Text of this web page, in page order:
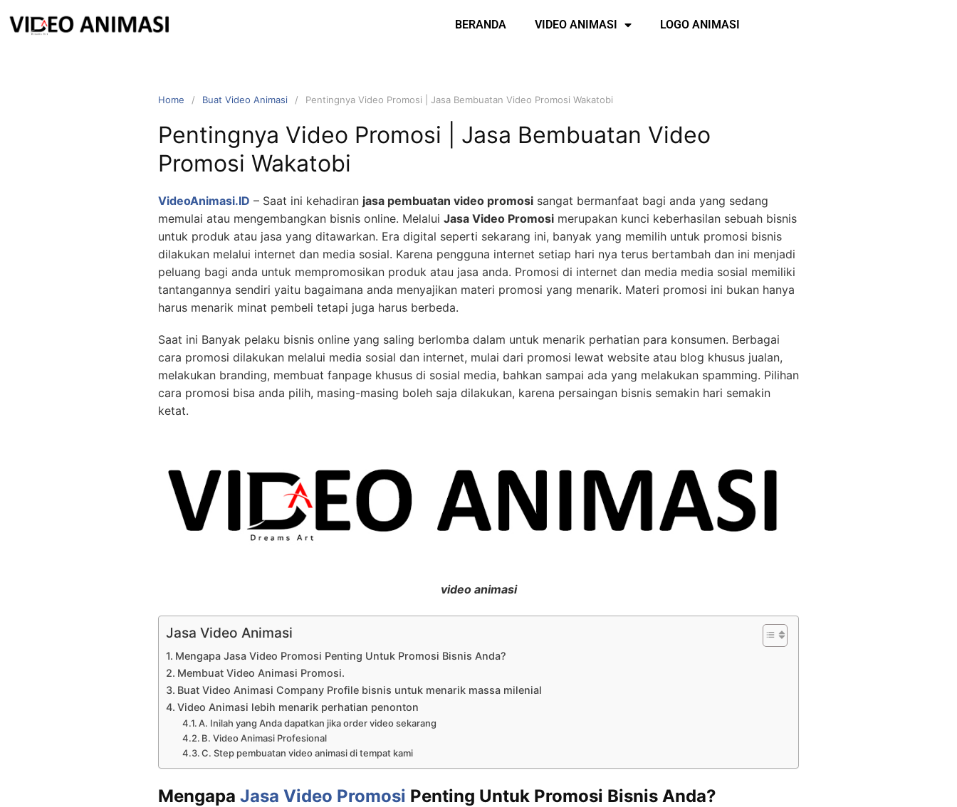
BERANDA VIDEO ANIMASI LOGO ANIMASI
Home Buat Video Animasi Pentingnya Video Promosi | Jasa Bembuatan Video Promosi Wakatobi
Pentingnya Video Promosi | Jasa Bembuatan Video
Promosi Wakatobi
VideoAnimasi.ID – Saat ini kehadiran jasa pembuatan video promosi sangat bermanfaat bagi anda yang sedang
memulai atau mengembangkan bisnis online. Melalui Jasa Video Promosi merupakan kunci keberhasilan sebuah bisnis
untuk produk atau jasa yang ditawarkan. Era digital seperti sekarang ini, banyak yang memilih untuk promosi bisnis
dilakukan melalui internet dan media sosial. Karena pengguna internet setiap hari nya terus bertambah dan ini menjadi
peluang bagi anda untuk mempromosikan produk atau jasa anda. Promosi di internet dan media media sosial memiliki
tantangannya sendiri yaitu bagaimana anda menyajikan materi promosi yang menarik. Materi promosi ini bukan hanya
harus menarik minat pembeli tetapi juga harus berbeda.
Saat ini Banyak pelaku bisnis online yang saling berlomba dalam untuk menarik perhatian para konsumen. Berbagai
cara promosi dilakukan melalui media sosial dan internet, mulai dari promosi lewat website atau blog khusus jualan,
melakukan branding, membuat fanpage khusus di sosial media, bahkan sampai ada yang melakukan spamming. Pilihan
cara promosi bisa anda pilih, masing-masing boleh saja dilakukan, karena persaingan bisnis semakin hari semakin
ketat.
video animasi
Jasa Video Animasi
Mengapa Jasa Video Promosi Penting Untuk Promosi Bisnis Anda?
Membuat Video Animasi Promosi.
Buat Video Animasi Company Profile bisnis untuk menarik massa milenial
Video Animasi lebih menarik perhatian penonton
A. Inilah yang Anda dapatkan jika order video sekarang
B. Video Animasi Profesional
C. Step pembuatan video animasi di tempat kami
Mengapa Jasa Video Promosi Penting Untuk Promosi Bisnis Anda?